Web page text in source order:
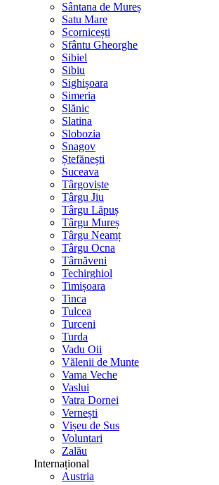
Sântana de Mureș
Satu Mare
Scornicești
Sfântu Gheorghe
Sibiel
Sibiu
Sighișoara
Simeria
Slănic
Slatina
Slobozia
Snagov
Ștefănești
Suceava
Târgoviște
Târgu Jiu
Târgu Lăpuș
Târgu Mureș
Târgu Neamț
Târgu Ocna
Târnăveni
Techirghiol
Timișoara
Tinca
Tulcea
Turceni
Turda
Vadu Oii
Vălenii de Munte
Vama Veche
Vaslui
Vatra Dornei
Vernești
Vișeu de Sus
Voluntari
Zalău
Internațional
Austria